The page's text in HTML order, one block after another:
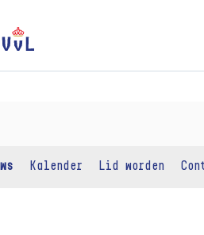
Kalender Lid worden